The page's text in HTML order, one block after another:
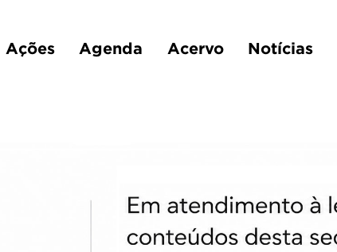
Ações Agenda Acervo Notícias